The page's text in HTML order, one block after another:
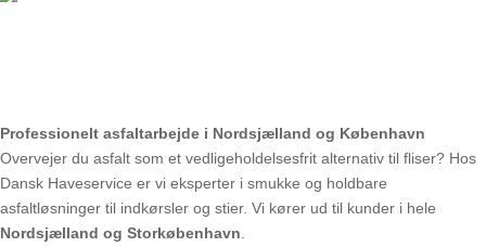
Professionelt asfaltarbejde i Nordsjælland og København
Overvejer du asfalt som et vedligeholdelsesfrit alternativ til fliser? Hos
Dansk Haveservice er vi eksperter i smukke og holdbare
asfaltløsninger til indkørsler og stier. Vi kører ud til kunder i hele
Nordsjælland og Storkøbenhavn